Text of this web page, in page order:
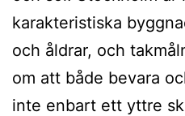
karakteristiska
och åldrar, och
om att både bevara
inte enbart ett yttre